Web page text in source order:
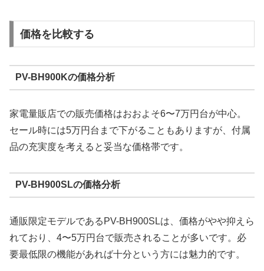
価格を比較する
PV-BH900Kの価格分析
家電量販店での販売価格はおおよそ6〜7万円台が中心。
セール時には5万円台まで下がることもありますが、付属
品の充実度を考えると妥当な価格帯です。
PV-BH900SLの価格分析
通販限定モデルであるPV-BH900SLは、価格がやや抑えら
れており、4〜5万円台で販売されることが多いです。必
要最低限の機能があれば十分という方には魅力的です。